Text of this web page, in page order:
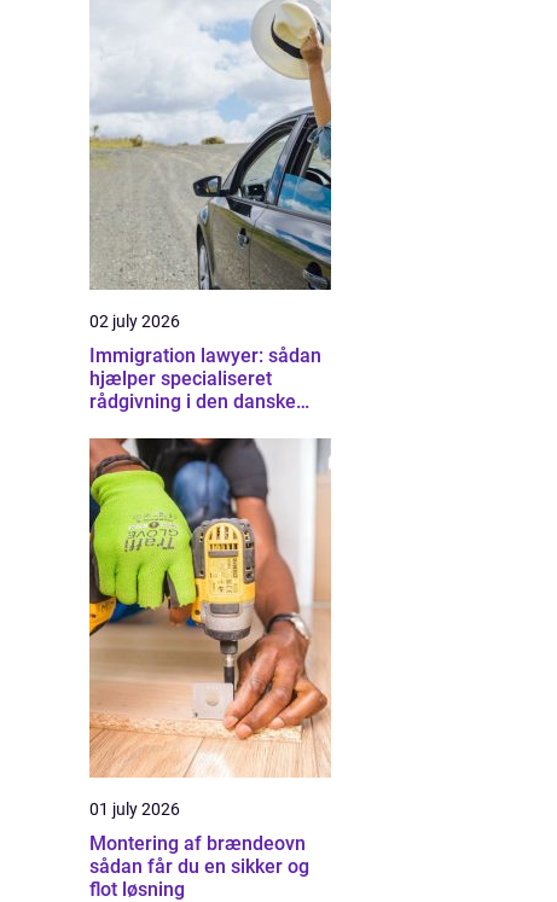
02 july 2026
Immigration lawyer: sådan
hjælper specialiseret
rådgivning i den danske
01 july 2026
Montering af brændeovn
sådan får du en sikker og
flot løsning